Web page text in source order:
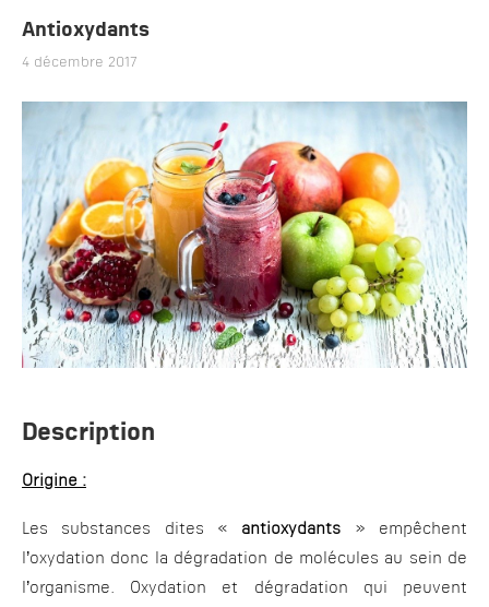
Antioxydants
4 décembre 2017
Description
Origine :
Les substances dites « antioxydants » empêchent
l’oxydation donc la dégradation de molécules au sein de
l’organisme. Oxydation et dégradation qui peuvent